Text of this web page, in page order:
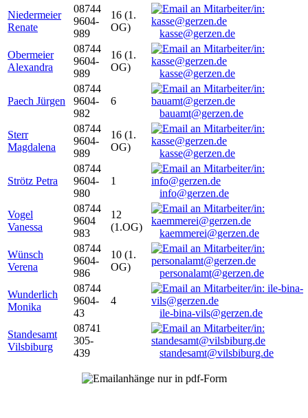
Niedermeier
Renate
08744
9604-
989
16 (1.
OG)
kasse@gerzen.de
Obermeier
Alexandra
08744
9604-
989
16 (1.
OG)
kasse@gerzen.de
Paech Jürgen
08744
9604-
982
6
bauamt@gerzen.de
Sterr
Magdalena
08744
9604-
989
16 (1.
OG)
kasse@gerzen.de
Strötz Petra
08744
9604-
980
1
info@gerzen.de
Vogel
Vanessa
08744
9604
983
12
(1.OG)
kaemmerei@gerzen.de
Wünsch
Verena
08744
9604-
986
10 (1.
OG)
personalamt@gerzen.de
Wunderlich
Monika
08744
9604-
43
4
ile-bina-vils@gerzen.de
Standesamt
Vilsbiburg
08741
305-
439
standesamt@vilsbiburg.de